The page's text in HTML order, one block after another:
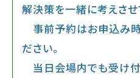
解決策を一緒に考えさせ
事前予約はお申込み時
ださい。
当日会場内でも受け付